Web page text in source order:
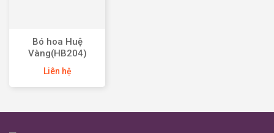
Bó hoa Huệ
Vàng(HB204)
Liên hệ